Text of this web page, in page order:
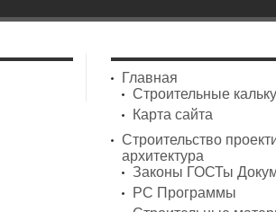
Главная
Строительные
Карта сайта
Строительство
архитектура
Законы ГОСТы
PC Программы